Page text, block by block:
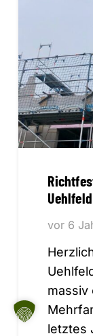
Uehlfeld
vor 6
massiv
letztes